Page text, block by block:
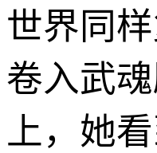
世界同
卷入武
上，她